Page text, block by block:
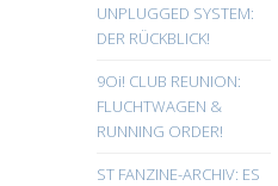
UNPLUGGED SYSTEM:
DER RÜCKBLICK!
9Oi! CLUB REUNION:
FLUCHTWAGEN &
RUNNING ORDER!
ST FANZINE-ARCHIV: ES